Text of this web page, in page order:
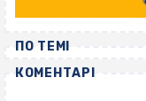
ПО ТЕМІ
КОМЕНТАРІ